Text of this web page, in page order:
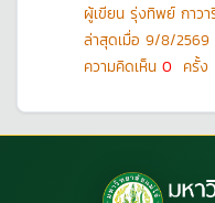
ผู้เขียน รุ่งทิพย์ กาวา
ล่าสุดเมื่อ 9/8/2569
ความคิดเห็น 0 ครั้ง